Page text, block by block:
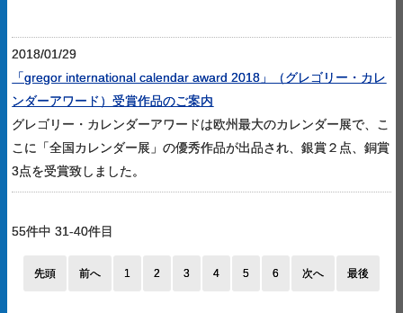
2018/01/29
「gregor international calendar award 2018」（グレゴリー・カレ
ンダーアワード）受賞作品のご案内
グレゴリー・カレンダーアワードは欧州最大のカレンダー展で、こ
こに「全国カレンダー展」の優秀作品が出品され、銀賞２点、銅賞
3点を受賞致しました。
55件中 31-40件目
先頭 前へ 1 2 3 4 5 6 次へ 最後